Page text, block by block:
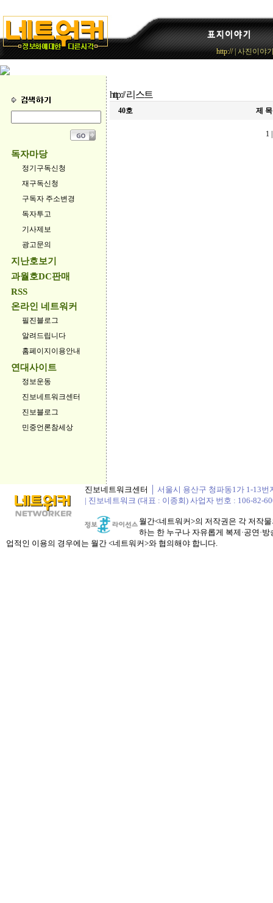
http://|사진이야
독자마당
정기구독신청
재구독신청
구독자 주소변경
독자투고
기사제보
광고문의
지난호보기
과월호DC판매
RSS
온라인 네트워커
필진블로그
알려드립니다
홈페이지이용안내
연대사이트
정보운동
진보네트워크센터
진보블로그
민중언론참세상
http:// 리스트
40호 제 목
1
진보네트워크센터
│ 서울시 용산구 청파동1가 1-13
| 진보네트워크 (대표 : 이종회) 사업자 번호 : 106-82-
월간<네트워커>의 저작권은 각 저작
하는 한 누구나 자유롭게 복제·공연·
업적인 이용의 경우에는 월간 <네트워커>와 협의해야 합니다.